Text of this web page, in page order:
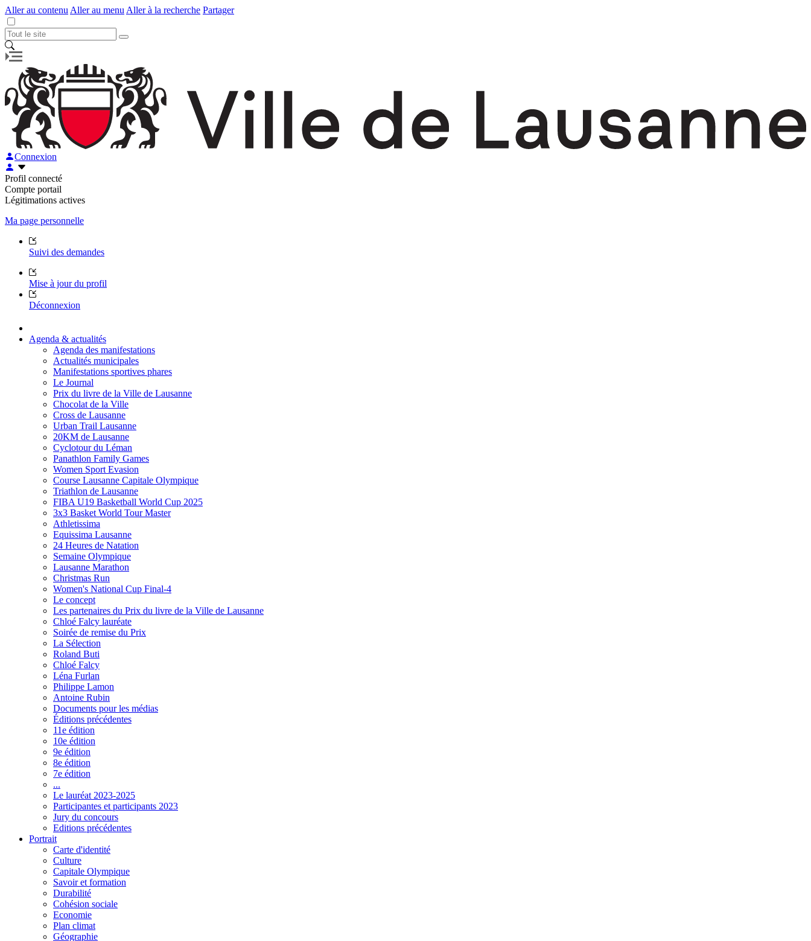
Aller au contenu Aller au menu Aller à la recherche Partager
Connexion
Profil connecté
Compte portail
Légitimations actives
Ma page personnelle
Suivi des demandes
Mise à jour du profil
Déconnexion
Agenda & actualités
Agenda des manifestations
Actualités municipales
Manifestations sportives phares
Le Journal
Prix du livre de la Ville de Lausanne
Chocolat de la Ville
Cross de Lausanne
Urban Trail Lausanne
20KM de Lausanne
Cyclotour du Léman
Panathlon Family Games
Women Sport Evasion
Course Lausanne Capitale Olympique
Triathlon de Lausanne
FIBA U19 Basketball World Cup 2025
3x3 Basket World Tour Master
Athletissima
Equissima Lausanne
24 Heures de Natation
Semaine Olympique
Lausanne Marathon
Christmas Run
Women's National Cup Final-4
Le concept
Les partenaires du Prix du livre de la Ville de Lausanne
Chloé Falcy lauréate
Soirée de remise du Prix
La Sélection
Roland Buti
Chloé Falcy
Léna Furlan
Philippe Lamon
Antoine Rubin
Documents pour les médias
Éditions précédentes
11e édition
10e édition
9e édition
8e édition
7e édition
...
Le lauréat 2023-2025
Participantes et participants 2023
Jury du concours
Editions précédentes
Portrait
Carte d'identité
Culture
Capitale Olympique
Savoir et formation
Durabilité
Cohésion sociale
Economie
Plan climat
Géographie